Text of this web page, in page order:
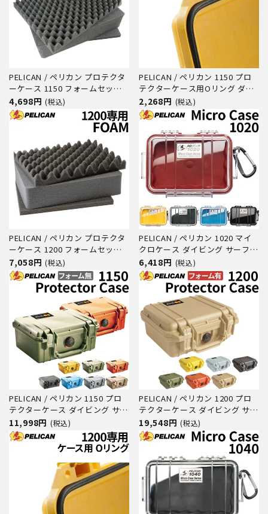
PELICAN / ペリカン プロテクタ
ーケース 1150 フォームセット
ダイビング サーフィン アウトド
ア キャンプ 釣り カメラ 精密機
器 防水 防塵 耐衝撃
4,698円 (税込)
PELICAN / ペリカン 1150 プロ
テクターケース用Oリング ダイ
ビング サーフィン アウトドア
キャンプ 釣り カメラ 精密機器
防水 防塵 耐衝撃
2,268円 (税込)
PELICAN / ペリカン プロテクタ
ーケース 1200 フォームセット
ダイビング サーフィン アウトド
ア キャンプ 釣り カメラ 精密機
器 防水 防塵 耐衝撃
7,058円 (税込)
PELICAN / ペリカン 1020 マイ
クロケース ダイビング サーフィ
ン アウトドア キャンプ 釣り カ
メラ 精密機器 防水 防塵 耐衝撃
6,418円 (税込)
PELICAN / ペリカン 1150 プロ
テクターケース ダイビング サー
フィン アウトドア キャンプ 釣
り カメラ 精密機器 防水 防塵 耐
衝撃
11,998円 (税込)
PELICAN / ペリカン 1200 プロ
テクターケース ダイビング サー
フィン アウトドア キャンプ 釣
り カメラ 精密機器 防水 防塵 耐
衝撃
19,548円 (税込)